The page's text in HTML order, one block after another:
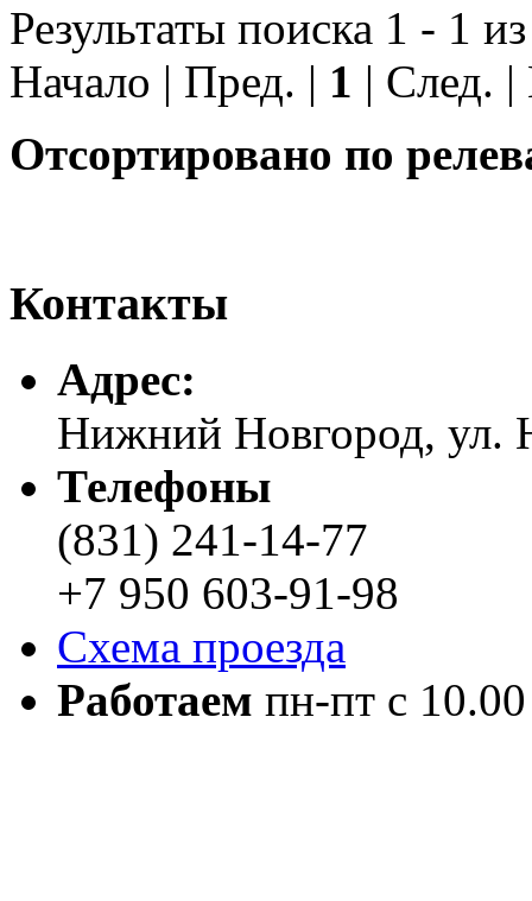
Результаты поиска 1 - 1
Начало | Пред. | 1 | След.
Отсортировано по
Контакты
Адреc:
Нижний Новгород, ул.
Телефоны
(831) 241-14-77
+7 950 603-91-98
Схема проезда
Работаем пн-пт с